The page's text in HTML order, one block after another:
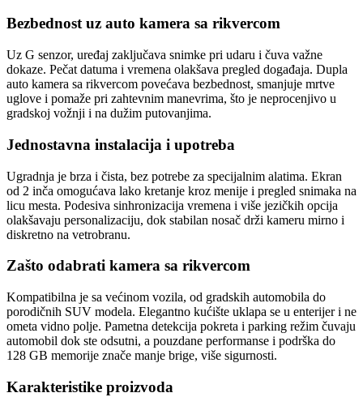
Bezbednost uz auto kamera sa rikvercom
Uz G senzor, uređaj zaključava snimke pri udaru i čuva važne
dokaze. Pečat datuma i vremena olakšava pregled događaja. Dupla
auto kamera sa rikvercom povećava bezbednost, smanjuje mrtve
uglove i pomaže pri zahtevnim manevrima, što je neprocenjivo u
gradskoj vožnji i na dužim putovanjima.
Jednostavna instalacija i upotreba
Ugradnja je brza i čista, bez potrebe za specijalnim alatima. Ekran
od 2 inča omogućava lako kretanje kroz menije i pregled snimaka na
licu mesta. Podesiva sinhronizacija vremena i više jezičkih opcija
olakšavaju personalizaciju, dok stabilan nosač drži kameru mirno i
diskretno na vetrobranu.
Zašto odabrati kamera sa rikvercom
Kompatibilna je sa većinom vozila, od gradskih automobila do
porodičnih SUV modela. Elegantno kućište uklapa se u enterijer i ne
ometa vidno polje. Pametna detekcija pokreta i parking režim čuvaju
automobil dok ste odsutni, a pouzdane performanse i podrška do
128 GB memorije znače manje brige, više sigurnosti.
Karakteristike proizvoda